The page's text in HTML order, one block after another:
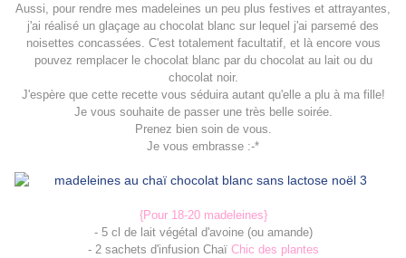
Aussi, pour rendre mes madeleines un peu plus festives et attrayantes,
j'ai réalisé un glaçage au chocolat blanc sur lequel j'ai parsemé des
noisettes concassées. C'est totalement facultatif, et là encore vous
pouvez remplacer lechocolat blanc par du chocolat au lait ou du
chocolat noir.
J'espère que cette recette vous séduira autant qu'elle a plu à ma fille!
Je vous souhaite de passer une très belle soirée.
Prenez bien soin de vous.
Je vous embrasse :-*
{Pour 18-20 madeleines}
- 5 cl de lait végétal d'avoine (ou amande)
- 2 sachets d'infusion Chaï Chic des plantes